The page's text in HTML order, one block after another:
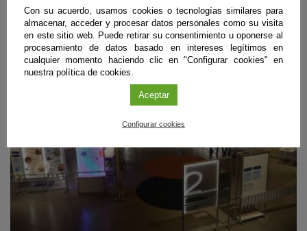
Con su acuerdo, usamos cookies o tecnologías similares para
almacenar, acceder y procesar datos personales como su visita
en este sitio web. Puede retirar su consentimiento u oponerse al
procesamiento de datos basado en intereses legítimos en
cualquier momento haciendo clic en "Configurar cookies" en
nuestra política de cookies.
Aceptar
Configurar cookies